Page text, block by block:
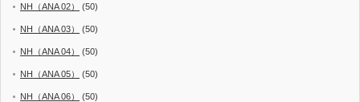
NH（ANA 02） (50)
NH（ANA 03） (50)
NH（ANA 04） (50)
NH（ANA 05） (50)
NH（ANA 06） (50)